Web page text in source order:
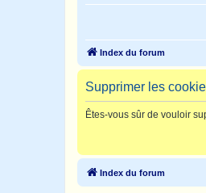
Index du forum
Supprimer les
Êtes-vous sûr de vouloir
Index du forum